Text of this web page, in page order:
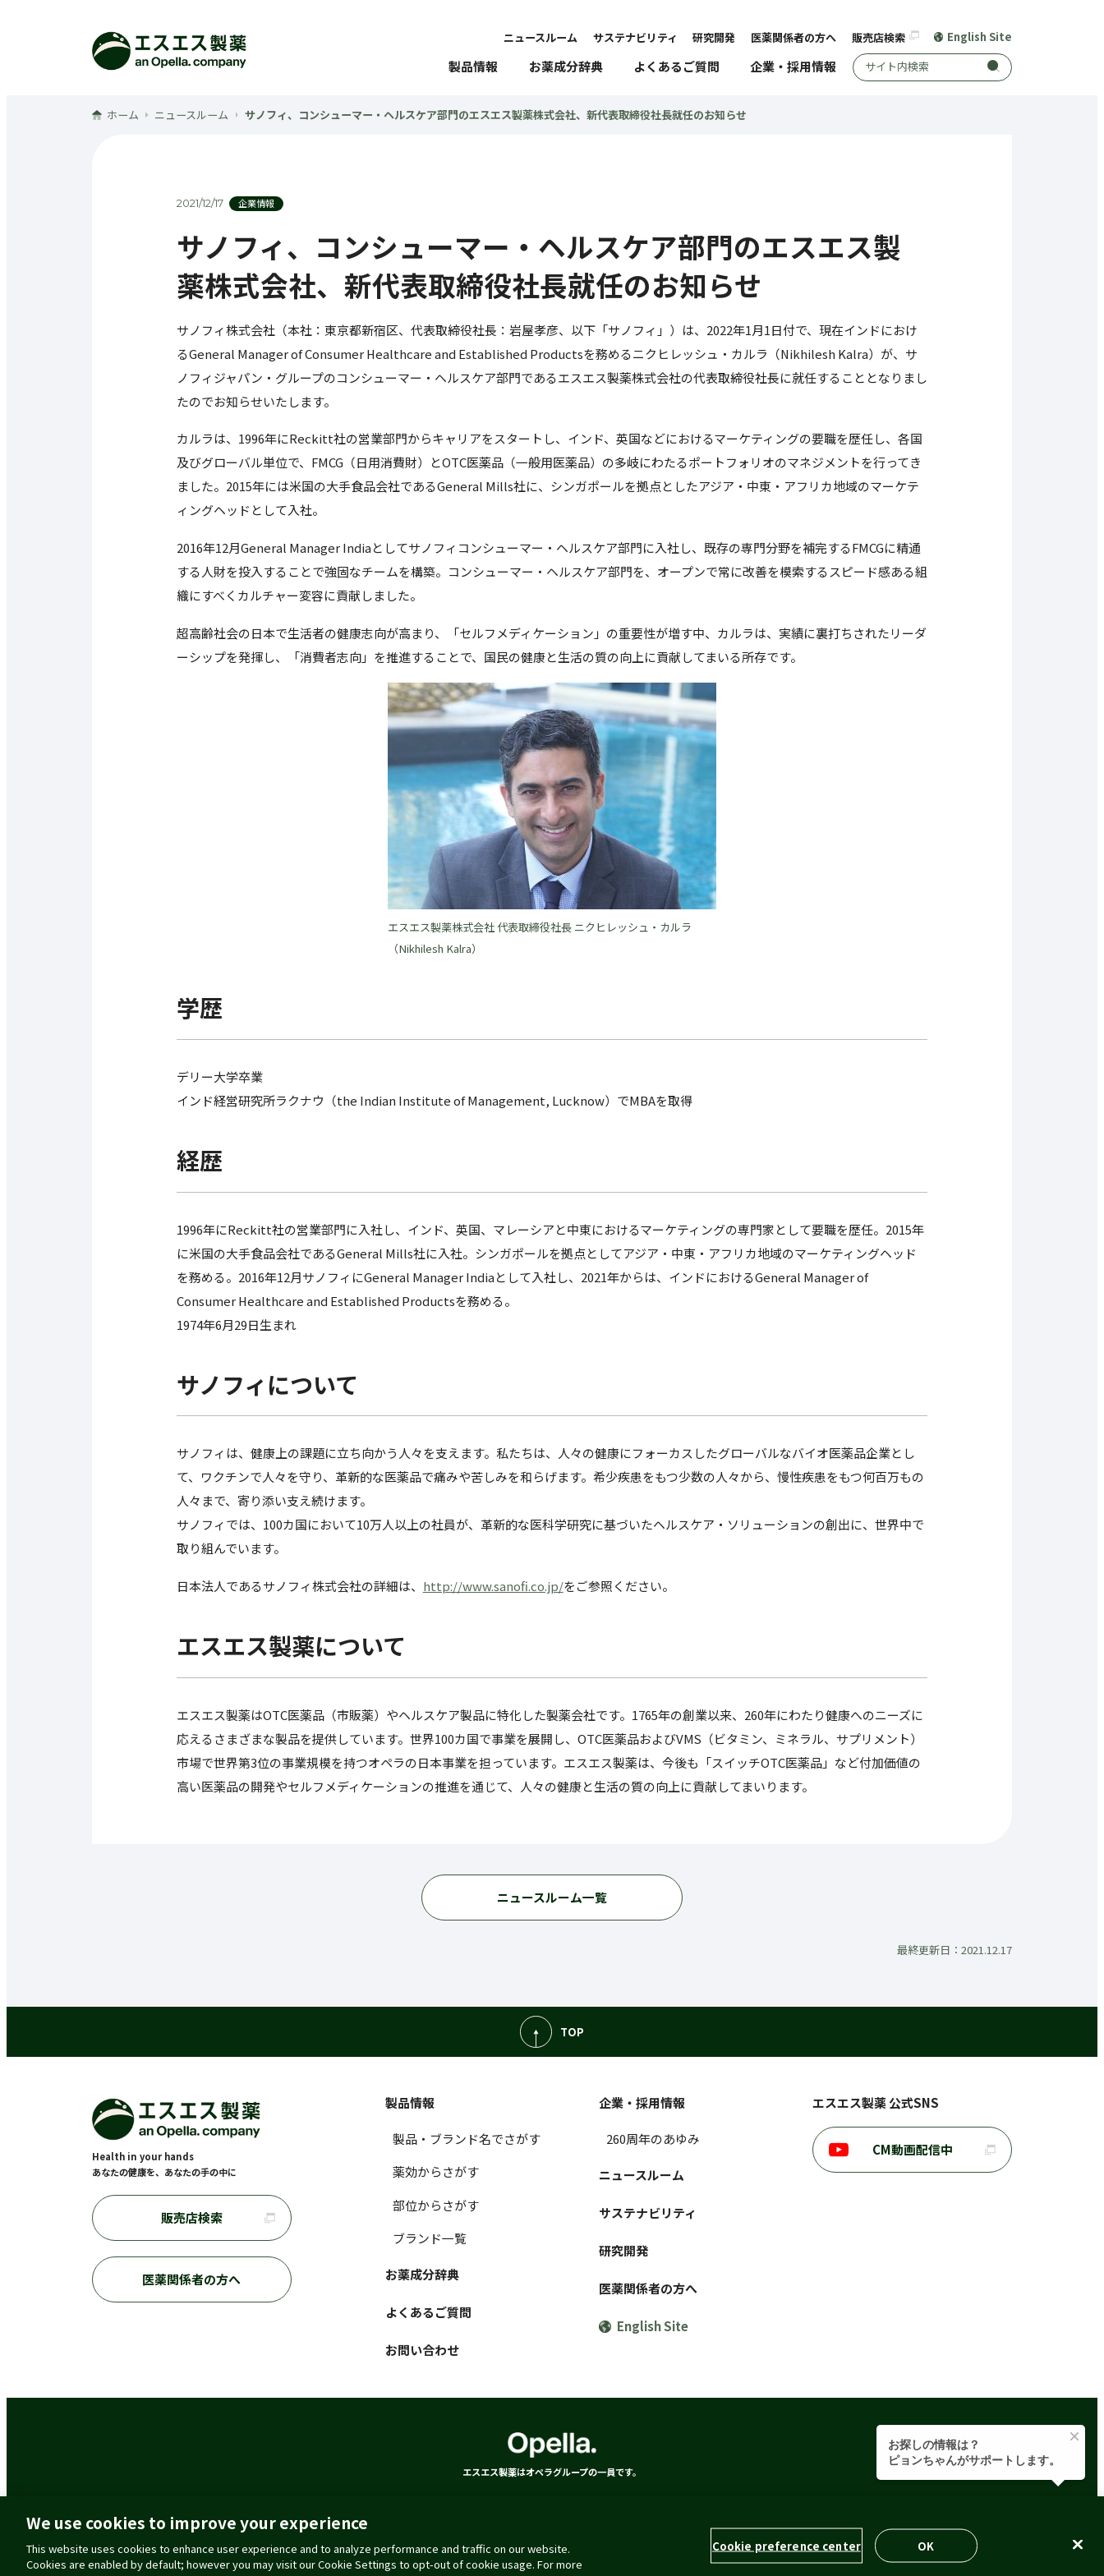
製品情報 お薬成分辞典 よくあるご質問 企業・採用情報 サイト内検索
ニュースルーム サステナビリティ 研究開発 医薬関係者の方へ 販売店検索 English Site
ホーム ニュースルーム サノフィ、コンシューマー・ヘルスケア部門のエスエス製薬株式会社、新代表取締役社長就任のお知らせ
2021/12/17 企業情報
サノフィ、コンシューマー・ヘルスケア部門のエスエス製
薬株式会社、新代表取締役社長就任のお知らせ
サノフィ株式会社（本社：東京都新宿区、代表取締役社長：岩屋孝彦、以下「サノフィ」）は、2022年1月1日付で、現在インドにおけ
るGeneral Manager of Consumer Healthcare and Established Productsを務めるニクヒレッシュ・カルラ（Nikhilesh Kalra）が、サ
ノフィジャパン・グループのコンシューマー・ヘルスケア部門であるエスエス製薬株式会社の代表取締役社長に就任することとなりまし
たのでお知らせいたします。
カルラは、1996年にReckitt社の営業部門からキャリアをスタートし、インド、英国などにおけるマーケティングの要職を歴任し、各国
及びグローバル単位で、FMCG（日用消費財）とOTC医薬品（一般用医薬品）の多岐にわたるポートフォリオのマネジメントを行ってき
ました。2015年には米国の大手食品会社であるGeneral Mills社に、シンガポールを拠点としたアジア・中東・アフリカ地域のマーケテ
ィングヘッドとして入社。
2016年12月General Manager Indiaとしてサノフィコンシューマー・ヘルスケア部門に入社し、既存の専門分野を補完するFMCGに精通
する人財を投入することで強固なチームを構築。コンシューマー・ヘルスケア部門を、オープンで常に改善を模索するスピード感ある組
織にすべくカルチャー変容に貢献しました。
超高齢社会の日本で生活者の健康志向が高まり、「セルフメディケーション」の重要性が増す中、カルラは、実績に裏打ちされたリーダ
ーシップを発揮し、「消費者志向」を推進することで、国民の健康と生活の質の向上に貢献してまいる所存です。
エスエス製薬株式会社 代表取締役社長 ニクヒレッシュ・カルラ
（Nikhilesh Kalra）
学歴
デリー大学卒業
インド経営研究所ラクナウ（the Indian Institute of Management, Lucknow）でMBAを取得
経歴
1996年にReckitt社の営業部門に入社し、インド、英国、マレーシアと中東におけるマーケティングの専門家として要職を歴任。2015年
に米国の大手食品会社であるGeneral Mills社に入社。シンガポールを拠点としてアジア・中東・アフリカ地域のマーケティングヘッド
を務める。2016年12月サノフィにGeneral Manager Indiaとして入社し、2021年からは、インドにおけるGeneral Manager of
Consumer Healthcare and Established Productsを務める。
1974年6月29日生まれ
サノフィについて
サノフィは、健康上の課題に立ち向かう人々を支えます。私たちは、人々の健康にフォーカスしたグローバルなバイオ医薬品企業とし
て、ワクチンで人々を守り、革新的な医薬品で痛みや苦しみを和らげます。希少疾患をもつ少数の人々から、慢性疾患をもつ何百万もの
人々まで、寄り添い支え続けます。
サノフィでは、100カ国において10万人以上の社員が、革新的な医科学研究に基づいたヘルスケア・ソリューションの創出に、世界中で
取り組んでいます。
日本法人であるサノフィ株式会社の詳細は、 http://www.sanofi.co.jp/をご参照ください。
エスエス製薬について
エスエス製薬はOTC医薬品（市販薬）やヘルスケア製品に特化した製薬会社です。1765年の創業以来、260年にわたり健康へのニーズに
応えるさまざまな製品を提供しています。世界100カ国で事業を展開し、OTC医薬品およびVMS（ビタミン、ミネラル、サプリメント）
市場で世界第3位の事業規模を持つオペラの日本事業を担っています。エスエス製薬は、今後も「スイッチOTC医薬品」など付加価値の
高い医薬品の開発やセルフメディケーションの推進を通じて、人々の健康と生活の質の向上に貢献してまいります。
ニュースルーム一覧
最終更新日：2021.12.17
TOP
Health in your hands
あなたの健康を、あなたの手の中に
販売店検索
医薬関係者の方へ
製品情報
製品・ブランド名でさがす
薬効からさがす
部位からさがす
ブランド一覧
お薬成分辞典
よくあるご質問
お問い合わせ
企業・採用情報
260周年のあゆみ
ニュースルーム
サステナビリティ
研究開発
医薬関係者の方へ
English Site
エスエス製薬 公式SNS
CM動画配信中
エスエス製薬はオペラグループの一員です。
Copyright © 2026 SSP CO., LTD. All rights reserved
We use cookies to improve your experience
This website uses cookies to enhance user experience and to analyze performance and traffic on our website.
Cookies are enabled by default; however you may visit our Cookie Settings to opt-out of cookie usage. For more
Cookie preference center OK